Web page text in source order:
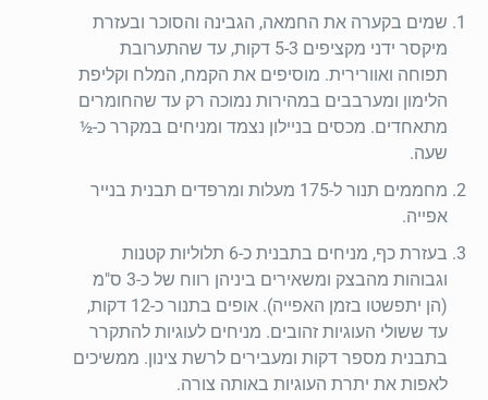
שמים בקערה את החמאה, הגבינה והסוכר ובעזרת
מיקסר ידני מקציפים 5-3 דקות, עד שהתערובת
תפוחה ואוורירית. מוסיפים את הקמח, המלח וקליפת
הלימון ומערבבים במהירות נמוכה רק עד שהחומרים
מתאחדים. מכסים בניילון נצמד ומניחים במקרר כ-½
שעה.
מחממים תנור ל-175 מעלות ומרפדים תבנית בנייר
אפייה.
בעזרת כף, מניחים בתבנית כ-6 תלוליות קטנות
וגבוהות מהבצק ומשאירים ביניהן רווח של כ-3 ס"מ
(הן יתפשטו בזמן האפייה). אופים בתנור כ-12 דקות,
עד ששולי העוגיות זהובים. מניחים לעוגיות להתקרר
בתבנית מספר דקות ומעבירים לרשת צינון. ממשיכים
לאפות את יתרת העוגיות באותה צורה.